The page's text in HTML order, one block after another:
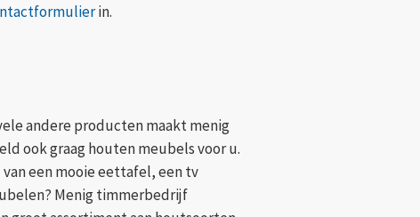
in.
andere producten maakt menig
ook graag houten meubels voor u.
een mooie eettafel, een tv
Menig timmerbedrijf